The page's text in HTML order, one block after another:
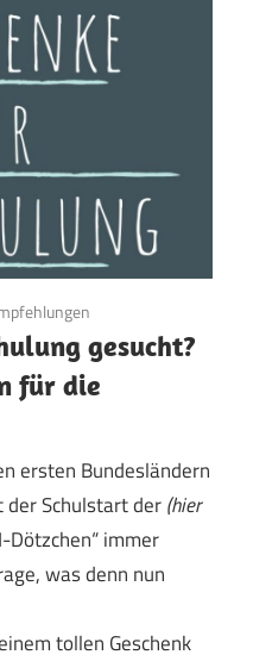
gesucht?
für die
ersten Bundesländern
der Schulstart der(hier
Dötzchen“ immer
was denn nun
tollen Geschenk